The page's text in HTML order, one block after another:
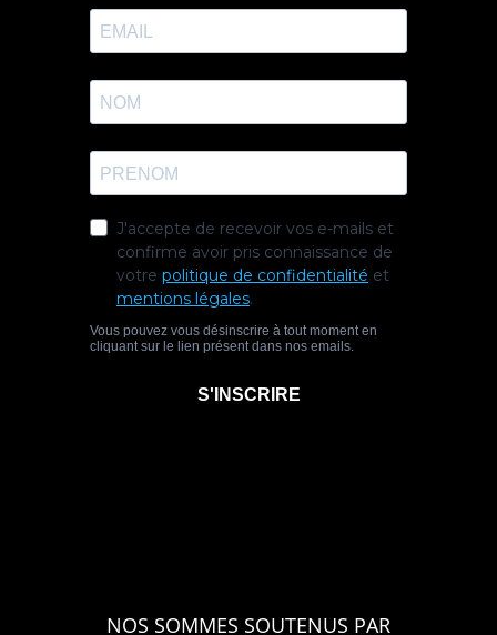
NOS SOMMES SOUTENUS PAR